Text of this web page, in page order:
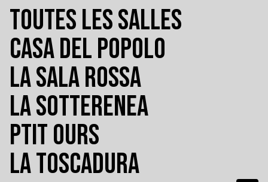
TOUTES LES SALLES
CASA DEL POPOLO
LA SALA ROSSA
LA SOTTERENEA
PTIT OURS
LA TOSCADURA